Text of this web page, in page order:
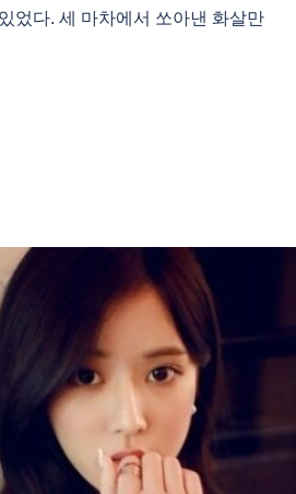
었다. 세 마차에서 쏘아낸 화살만